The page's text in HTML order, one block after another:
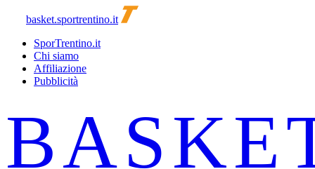
basket.sportrentino.it
SporTrentino.it
Chi siamo
Affiliazione
Pubblicità